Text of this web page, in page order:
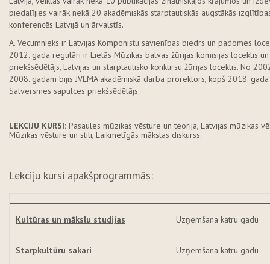
piedalījies vairāk nekā 20 akadēmiskās starptautiskās augstākās
konferencēs Latvijā un ārvalstīs.
A. Vecumnieks ir Latvijas Komponistu savienības biedrs un padomes
2012. gada regulāri ir Lielās Mūzikas balvas žūrijas komisijas loceklis
priekšsēdētājs, Latvijas un starptautisko konkursu žūrijas loceklis. No
2008. gadam bijis JVLMA akadēmiskā darba prorektors, kopš 2018. gada
Satversmes sapulces priekšsēdētājs.
LEKCIJU KURSI: Pasaules mūzikas vēsture un teorija, Latvijas mūzikas
Mūzikas vēsture un stili, Laikmetīgās mākslas diskurss.
Lekciju kursi apakšprogrammās:
Kultūras un mākslu studijas Uzņemšana katru gadu
Starpkultūru sakari Uzņemšana katru gadu